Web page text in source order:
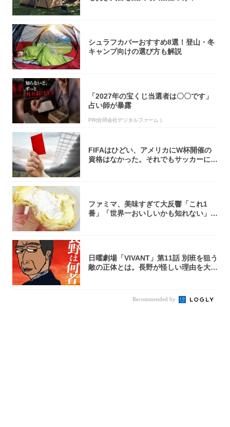
シュラフカバーおすすめ8選！登山・冬
キャンプ向けの選び方も解説
「2027年の宝くじ当選者は〇〇です」
占い師が暴露
PR(合同会社デジタルファーム )
FIFAはひどい、アメリカにW杯開催の
資格はなかった。それでもサッカーには
ファミマ、美味すぎて大反響「これ1
番」「世界一おいしいかも知れない」
日曜劇場「VIVANT」第11話 別班を狙う
敵の正体とは。長野が怪しい理由を大
Recommended by